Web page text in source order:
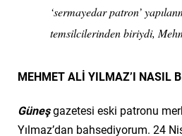
‘sermayedar patron’
temsilcilerinden biriydi,
MEHMET ALİ YILMAZ’I NASIL
Güneşgazetesi eski patronu
Yılmaz’dan bahsediyorum. 24